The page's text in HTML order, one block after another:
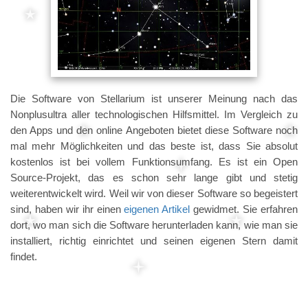
Die Software von Stellarium ist unserer Meinung nach das
Nonplusultra aller technologischen Hilfsmittel. Im Vergleich zu
den Apps und den online Angeboten bietet diese Software noch
mal mehr Möglichkeiten und das beste ist, dass Sie absolut
kostenlos ist bei vollem Funktionsumfang. Es ist ein Open
Source-Projekt, das es schon sehr lange gibt und stetig
weiterentwickelt wird. Weil wir von dieser Software so begeistert
sind, haben wir ihr eineneigenen Artikel gewidmet. Sie erfahren
dort, wo man sich die Software herunterladen kann, wie man sie
installiert, richtig einrichtet und seinen eigenen Stern damit
findet.